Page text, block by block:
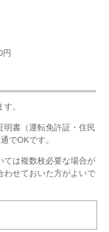
円
。
明書（運転免許証・住民
でOKです。
ては複数枚必要な場合が
わせておいた方がよいで